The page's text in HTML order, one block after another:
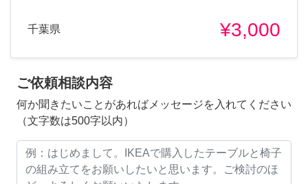
千葉県 ¥3,000
ご依頼相談内容
何か聞きたいことがあればメッセージを入れてください
（文字数は500字以内）